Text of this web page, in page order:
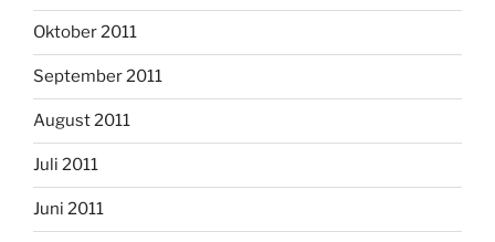
Oktober 2011
September 2011
August 2011
Juli 2011
Juni 2011